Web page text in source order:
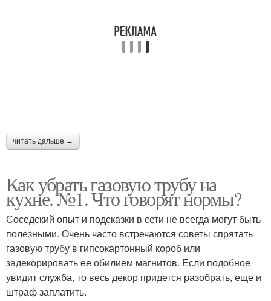
читать дальше →
Как убрать газовую трубу на
кухне. №1. Что говорят нормы?
Соседский опыт и подсказки в сети не всегда могут быть
полезными. Очень часто встречаются советы спрятать
газовую трубу в гипсокартонный короб или
задекорировать ее обилием магнитов. Если подобное
увидит служба, то весь декор придется разобрать, еще и
штраф заплатить.